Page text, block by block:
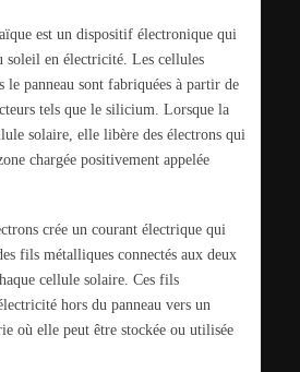
est un dispositif électronique qui
en électricité. Les cellules
le panneau sont fabriquées à partir de
tels que le silicium. Lorsque la
solaire, elle libère des électrons qui
chargée positivement appelée
crée un courant électrique qui
fils métalliques connectés aux deux
cellule solaire. Ces fils
hors du panneau vers un
où elle peut être stockée ou utilisée